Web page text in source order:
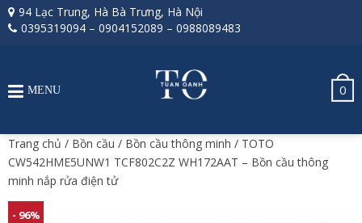
94 Lạc Trung, Hà Bà Trưng, Hà Nội
0395319094 – 0904152089 – 0988089483
0
MENU
Trang chủ / Bồn cầu / Bồn cầu thông minh / TOTO
CW542HME5UNW1 TCF802C2Z WH172AAT – Bồn cầu thông
minh nắp rửa điện tử
- 96%